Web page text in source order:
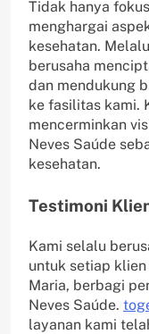
Tidak hanya
menghargai
kesehatan.
berusaha
dan mendukung
ke fasilitas kami.
mencerminkan
Neves Saúde
kesehatan.
Testimoni
Kami selalu
untuk setiap
Maria, berbagi
Neves Saúde.
layanan kami